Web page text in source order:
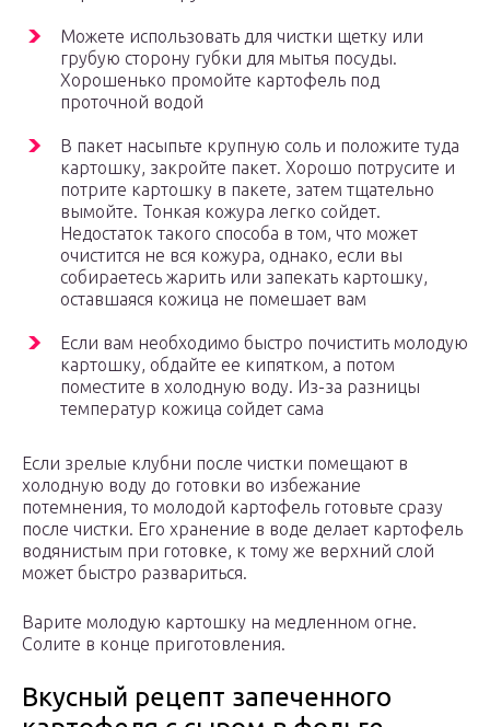
Можете использовать для чистки щетку или
грубую сторону губки для мытья посуды.
Хорошенько промойте картофель под
проточной водой
В пакет насыпьте крупную соль и положите туда
картошку, закройте пакет. Хорошо потрусите и
потрите картошку в пакете, затем тщательно
вымойте. Тонкая кожура легко сойдет.
Недостаток такого способа в том, что может
очистится не вся кожура, однако, если вы
собираетесь жарить или запекать картошку,
оставшаяся кожица не помешает вам
Если вам необходимо быстро почистить молодую
картошку, обдайте ее кипятком, а потом
поместите в холодную воду. Из-за разницы
температур кожица сойдет сама
Если зрелые клубни после чистки помещают в
холодную воду до готовки во избежание
потемнения, то молодой картофель готовьте сразу
после чистки. Его хранение в воде делает картофель
водянистым при готовке, к тому же верхний слой
может быстро развариться.
Варите молодую картошку на медленном огне.
Солите в конце приготовления.
Вкусный рецепт запеченного